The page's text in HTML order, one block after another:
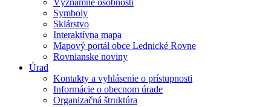
Významné osobnosti
Symboly
Sklárstvo
Interaktívna mapa
Mapový portál obce Lednické Rovne
Rovnianske noviny
Úrad
Kontakty a vyhlásenie o prístupnosti
Informácie o obecnom úrade
Organizačná štruktúra